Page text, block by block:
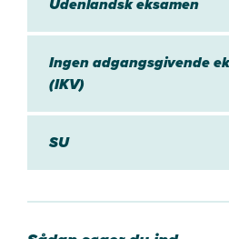
Ingen adgangsgivende
(IKV)
SU